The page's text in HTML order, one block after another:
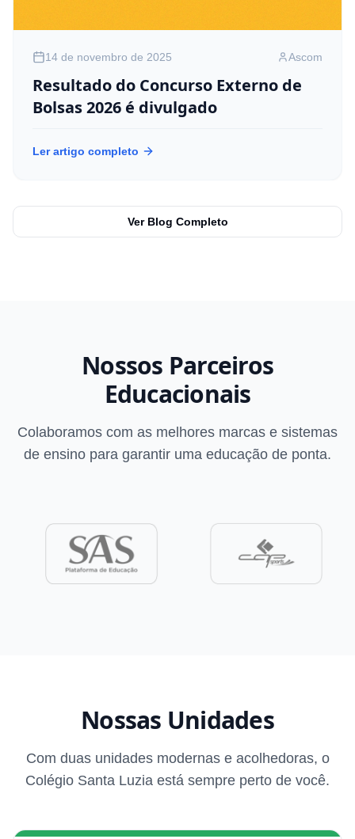
14 de novembro de 2025 Ascom
Resultado do Concurso Externo de
Bolsas 2026 é divulgado
Ler artigo completo
Ver Blog Completo
Nossos Parceiros
Educacionais
Colaboramos com as melhores marcas e sistemas
de ensino para garantir uma educação de ponta.
Nossas Unidades
Com duas unidades modernas e acolhedoras, o
Colégio Santa Luzia está sempre perto de você.